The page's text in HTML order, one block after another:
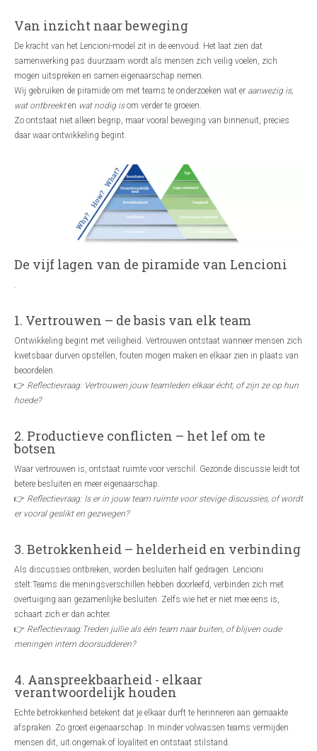
Van inzicht naar beweging
De kracht van het Lencioni-model zit in de eenvoud. Het laat zien dat
samenwerking pas duurzaam wordt als mensen zich veilig voelen, zich
mogen uitspreken en samen eigenaarschap nemen.
Wij gebruiken de piramide om met teams te onderzoeken wat er aanwezig is,
wat ontbreekten wat nodig isom verder te groeien.
Zo ontstaat niet alleen begrip, maar vooral beweging van binnenuit, precies
daar waar ontwikkeling begint.
De vijf lagen van de piramide van Lencioni
.
1. Vertrouwen – de basis van elk team
Ontwikkeling begint met veiligheid. Vertrouwen ontstaat wanneer mensen zich
kwetsbaar durven opstellen, fouten mogen maken en elkaar zien in plaats van
beoordelen.
👉 Reflectievraag: Vertrouwen jouw teamleden elkaar écht, of zijn ze op hun
hoede?
2. Productieve conflicten – het lef om te
botsen
Waar vertrouwen is, ontstaat ruimte voor verschil. Gezonde discussie leidt tot
betere besluiten en meer eigenaarschap.
👉 Reflectievraag: Is er in jouw team ruimte voor stevige discussies, of wordt
er vooral geslikt en gezwegen?
3. Betrokkenheid – helderheid en verbinding
Als discussies ontbreken, worden besluiten half gedragen. Lencioni
stelt:Teams die meningsverschillen hebben doorleefd, verbinden zich met
overtuiging aan gezamenlijke besluiten. Zelfs wie het er niet mee eens is,
schaart zich er dan achter.
👉 Reflectievraag:Treden jullie als één team naar buiten, of blijven oude
meningen intern doorsudderen?
4. Aanspreekbaarheid - elkaar
verantwoordelijk houden
Echte betrokkenheid betekent dat je elkaar durft te herinneren aan gemaakte
afspraken. Zo groeit eigenaarschap. In minder volwassen teams vermijden
mensen dit, uit ongemak of loyaliteit en ontstaat stilstand.